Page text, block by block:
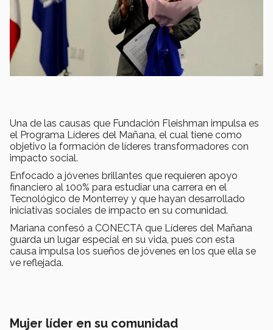
Una de las causas que Fundación Fleishman impulsa es
el Programa Líderes del Mañana, el cual tiene como
objetivo la formación de líderes transformadores con
impacto social.
Enfocado a jóvenes brillantes que requieren apoyo
financiero al 100% para estudiar una carrera en el
Tecnológico de Monterrey y que hayan desarrollado
iniciativas sociales de impacto en su comunidad.
Mariana confesó a CONECTA que Líderes del Mañana
guarda un lugar especial en su vida, pues con esta
causa impulsa los sueños de jóvenes en los que ella se
ve reflejada.
Mujer líder en su comunidad